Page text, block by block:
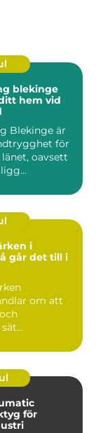
blekinge
hem vid
Blekinge är
för
oavsett
i
går det till i
om att
för